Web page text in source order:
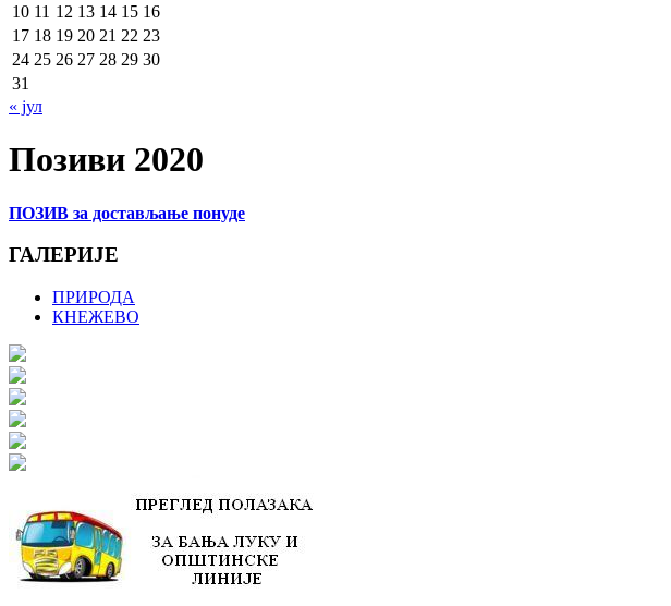
10 11 12 13 14 15 16
17 18 19 20 21 22 23
24 25 26 27 28 29 30
31
« јул
Позиви 2020
ПОЗИВ за достављање понуде
ГАЛЕРИЈЕ
ПРИРОДА
КНЕЖЕВО